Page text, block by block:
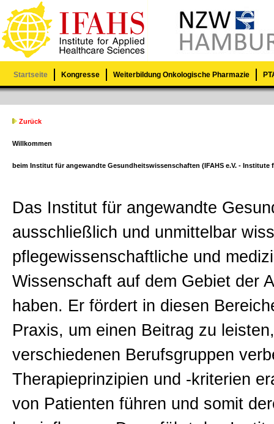
Startseite Kongresse Weiterbildung Onkologische Pharmazie
Zurück
Willkommen
beim Institut für angewandte Gesundheitswissenschaften (IFAHS e.V. - Institute
Das Institut für angewandte
ausschließlich und unmittelbar
pflegewissenschaftliche und
Wissenschaft auf dem Gebiet der
haben. Er fördert in diesen
Praxis, um einen Beitrag zu
verschiedenen Berufsgruppen
Therapieprinzipien und -kriterien
von Patienten führen und somit